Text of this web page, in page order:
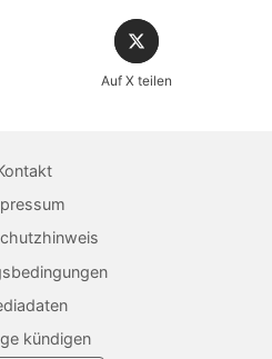
behalten
kaufen
Auf X teilen
kündigen